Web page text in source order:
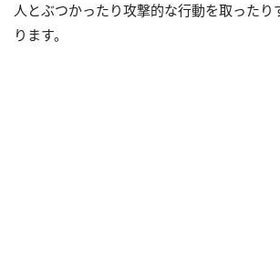
人とぶつかったり攻撃的な行動を取ったり
ります。